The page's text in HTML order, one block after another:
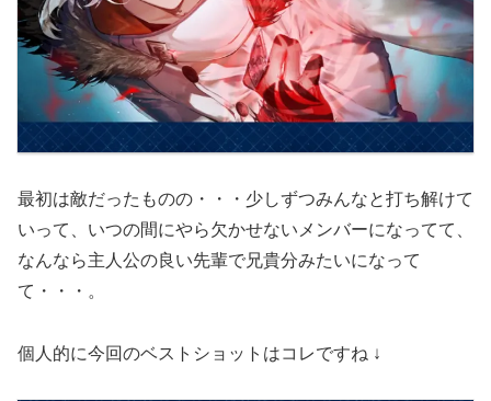
最初は敵だったものの・・・少しずつみんなと打ち解けて
いって、いつの間にやら欠かせないメンバーになってて、
なんなら主人公の良い先輩で兄貴分みたいになって
て・・・。
個人的に今回のベストショットはコレですね ↓